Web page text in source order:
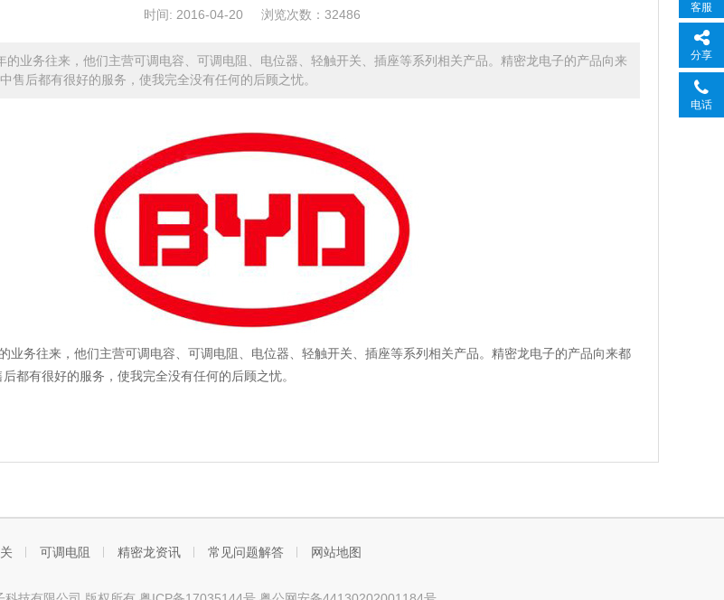
时间: 2016-04-20 浏览次数：32486
的业务往来，他们主营可调电容、可调电阻、电位器、轻触开关、插座等系列相关产品。精密龙电子的产品向来
售后都有很好的服务，使我完全没有任何的后顾之忧。
业务往来，他们主营可调电容、可调电阻、电位器、轻触开关、插座等系列相关产品。精密龙电子的产品向来都
都有很好的服务，使我完全没有任何的后顾之忧。
可调电阻 精密龙资讯 常见问题解答 网站地图
客服
分享
电话